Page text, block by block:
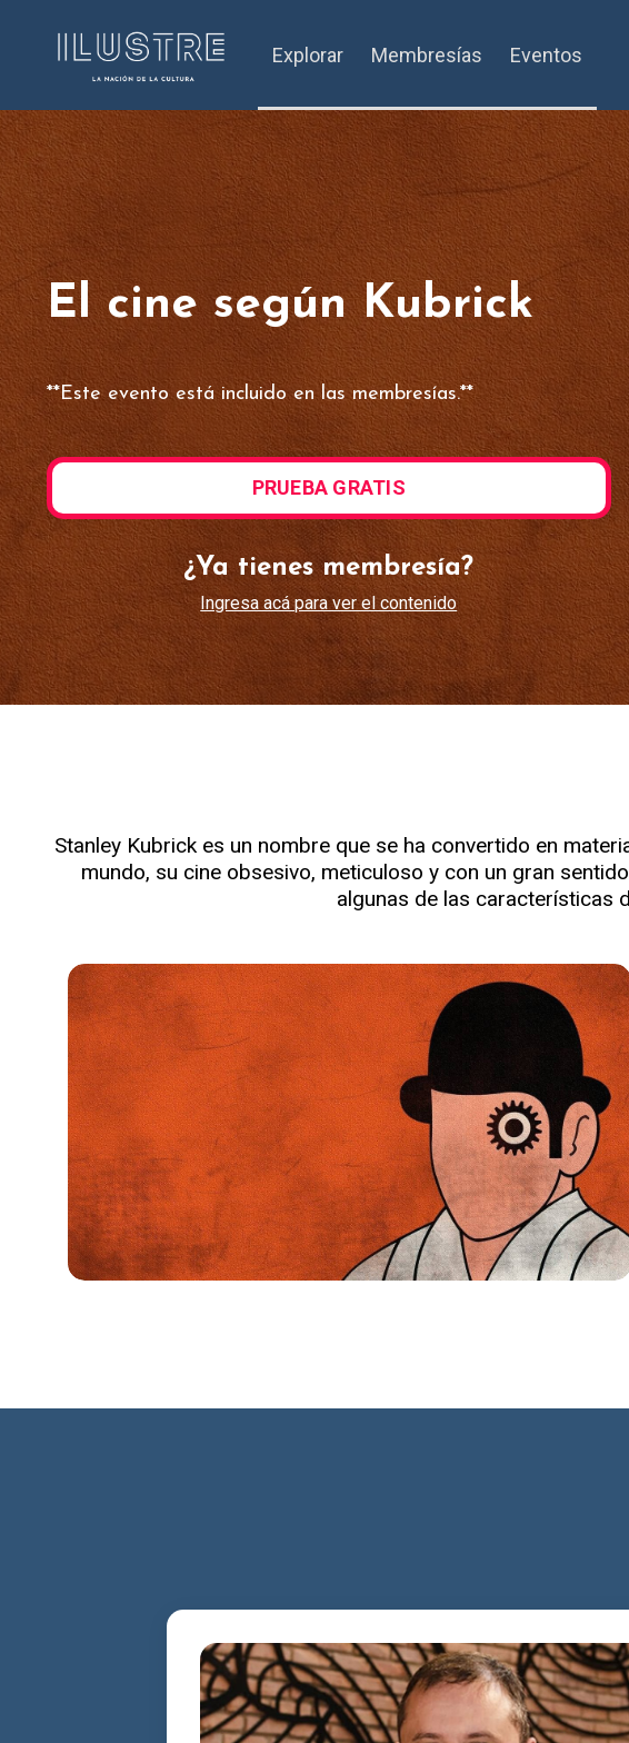
Explorar Membresías Eventos
El cine según Kubrick
**Este evento está incluido en las membresías.**
PRUEBA GRATIS
¿Ya tienes membresía?
Ingresa acá para ver el contenido
Stanley Kubrick es un nombre que se ha convertido en
mundo, su cine obsesivo, meticuloso y con un gran
algunas de las características